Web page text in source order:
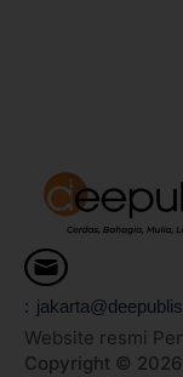
:
Website resmi
Copyright ©